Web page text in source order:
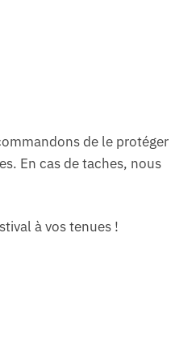
de le protéger
En cas de taches, nous
à vos tenues !